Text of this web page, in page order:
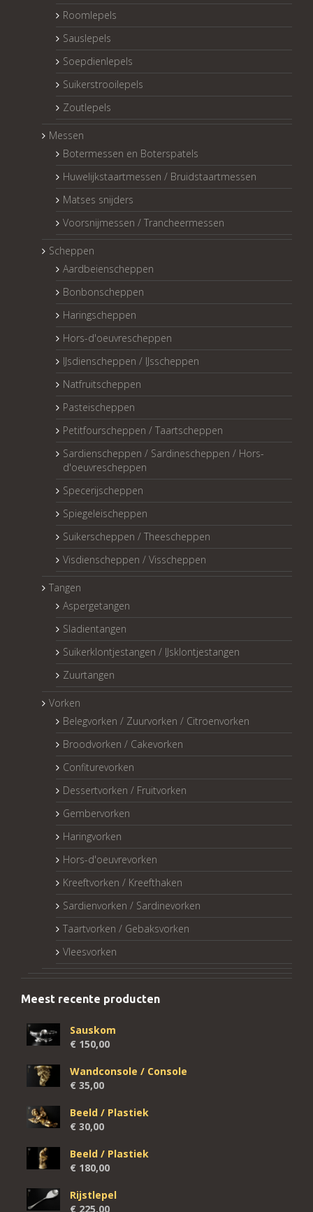
Roomlepels
Sauslepels
Soepdienlepels
Suikerstrooilepels
Zoutlepels
Messen
Botermessen en Boterspatels
Huwelijkstaartmessen / Bruidstaartmessen
Matses snijders
Voorsnijmessen / Trancheermessen
Scheppen
Aardbeienscheppen
Bonbonscheppen
Haringscheppen
Hors-d'oeuvrescheppen
IJsdienscheppen / IJsscheppen
Natfruitscheppen
Pasteischeppen
Petitfourscheppen / Taartscheppen
Sardienscheppen / Sardinescheppen / Hors-
d'oeuvrescheppen
Specerijscheppen
Spiegeleischeppen
Suikerscheppen / Theescheppen
Visdienscheppen / Visscheppen
Tangen
Aspergetangen
Sladientangen
Suikerklontjestangen / IJsklontjestangen
Zuurtangen
Vorken
Belegvorken / Zuurvorken / Citroenvorken
Broodvorken / Cakevorken
Confiturevorken
Dessertvorken / Fruitvorken
Gembervorken
Haringvorken
Hors-d'oeuvrevorken
Kreeftvorken / Kreefthaken
Sardienvorken / Sardinevorken
Taartvorken / Gebaksvorken
Vleesvorken
Meest recente producten
Sauskom
€ 150,00
Wandconsole / Console
€ 35,00
Beeld / Plastiek
€ 30,00
Beeld / Plastiek
€ 180,00
Rijstlepel
€ 225,00